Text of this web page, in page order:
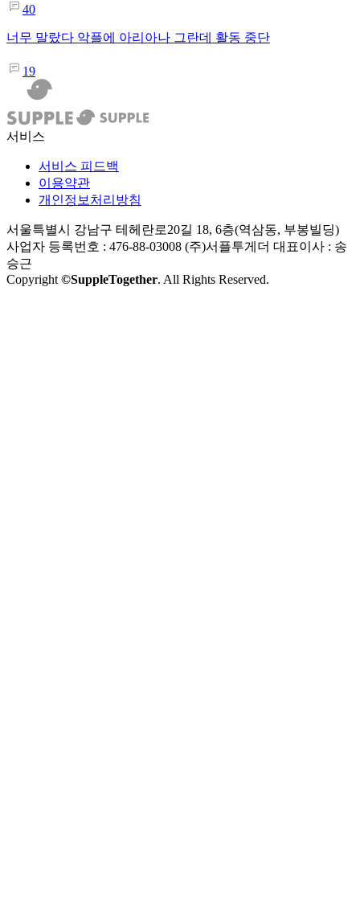
40
너무 말랐다 악플에 아리아나 그란데 활동 중단
19
서비스
서비스 피드백
이용약관
개인정보처리방침
서울특별시 강남구 테헤란로20길 18, 6층(역삼동, 부봉빌딩)
사업자 등록번호 : 476-88-03008 (주)서플투게더 대표이사 : 송
승근
Copyright ©SuppleTogether. All Rights Reserved.